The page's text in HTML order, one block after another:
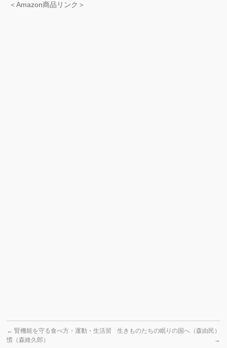
＜Amazon商品リンク＞
← 腎機能を守る食べ方・運動・生活習
慣（森維久郎）
生きものたちの眠りの国へ（森由民）
→